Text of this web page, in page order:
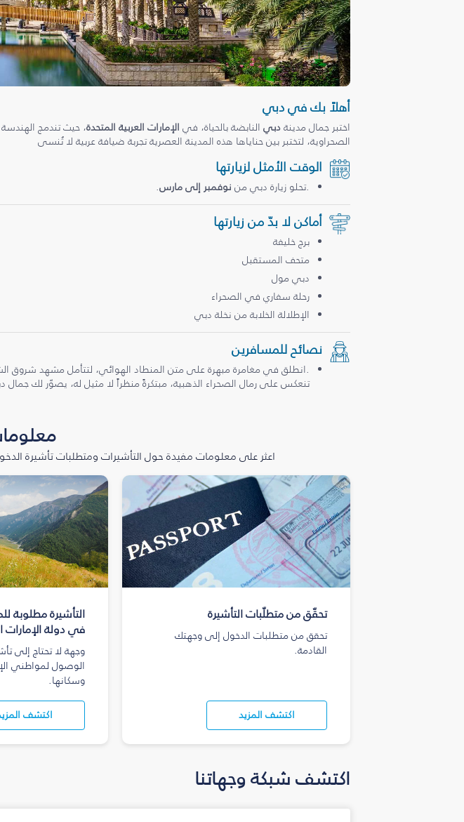
أهلاً بك في دبي
اختبر جمال مدينةدبي النابضة بالحياة، في الإمارات العربية المتحدة، حيث تندمج الهندسة
الصحراوية، لتختبر بين حناياها هذه المدينة العصرية تجربة ضيافة عربية لا تُنسى
الوقت الأمثل لزيارتها
.تحلو زيارة دبي من نوفمبر إلى مارس.
أماكن لا بدّ من زيارتها
برج خليفة
متحف المستقبل
دبي مول
رحلة سفاري في الصحراء
الإطلالة الخلابة من نخلة دبي
نصائح للمسافرين
.انطلق في مغامرة مبهرة على متن المنطاد الهوائي، لتتأمل مشهد شروق
تنعكس على رمال الصحراء الذهبية، مبتكرةً منظراً لا مثيل له، يصوّر لك جمال
اعثر على معلومات مفيدة حول التأشيرات ومتطلبات تأشيرة
تحقّق من متطلّبات التأشيرة
تحقق من متطلبات الدخول إلى وجهتك
القادمة.
اكتشف المزيد
التأشيرة مطلوبة
في دولة الإمارات
وجهة لا تحتاج إلى
الوصول لمواطني
وسكانها.
اكتشف
اكتشف شبكة وجهاتنا